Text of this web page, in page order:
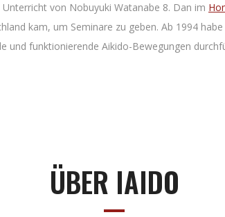
von Nobuyuki Watanabe 8. Dan im
kam, um Seminare zu geben. Ab 1994
und funktionierende Aikido-Bewegungen
ÜBER IAIDO